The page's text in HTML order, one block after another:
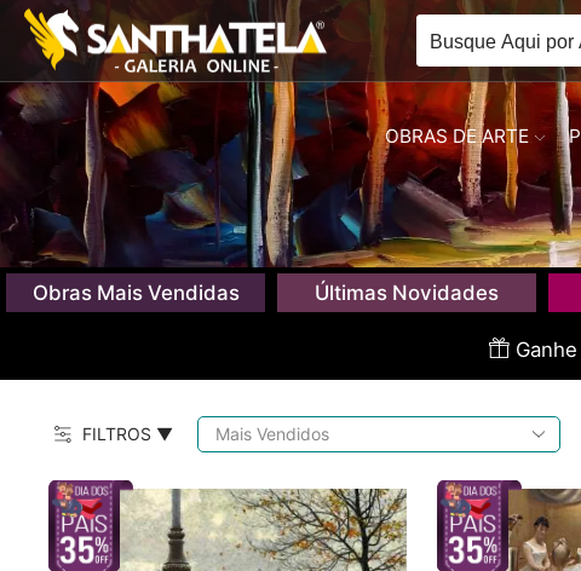
OBRAS DE ARTE
Obras Mais Vendidas Últimas Novidades
Ganhe
FILTROS ▼